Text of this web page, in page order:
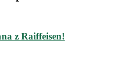
z Raiffeisen!